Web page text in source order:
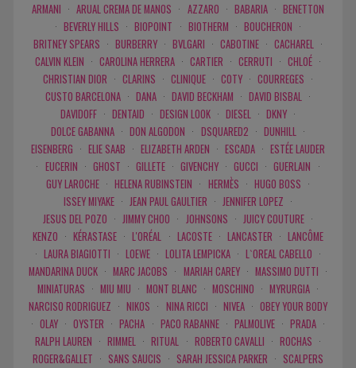
ARMANI · ARUAL CREMA DE MANOS · AZZARO · BABARIA · BENETTON
· BEVERLY HILLS · BIOPOINT · BIOTHERM · BOUCHERON ·
BRITNEY SPEARS · BURBERRY · BVLGARI · CABOTINE · CACHAREL ·
CALVIN KLEIN · CAROLINA HERRERA · CARTIER · CERRUTI · CHLOÉ ·
CHRISTIAN DIOR · CLARINS · CLINIQUE · COTY · COURREGES ·
CUSTO BARCELONA · DANA · DAVID BECKHAM · DAVID BISBAL ·
DAVIDOFF · DENTAID · DESIGN LOOK · DIESEL · DKNY ·
DOLCE GABANNA · DON ALGODON · DSQUARED2 · DUNHILL ·
EISENBERG · ELIE SAAB · ELIZABETH ARDEN · ESCADA · ESTÉE LAUDER
· EUCERIN · GHOST · GILLETE · GIVENCHY · GUCCI · GUERLAIN ·
GUY LAROCHE · HELENA RUBINSTEIN · HERMÈS · HUGO BOSS ·
ISSEY MIYAKE · JEAN PAUL GAULTIER · JENNIFER LOPEZ ·
JESUS DEL POZO · JIMMY CHOO · JOHNSONS · JUICY COUTURE ·
KENZO · KÉRASTASE · L'ORÉAL · LACOSTE · LANCASTER · LANCÔME
· LAURA BIAGIOTTI · LOEWE · LOLITA LEMPICKA · L`OREAL CABELLO ·
MANDARINA DUCK · MARC JACOBS · MARIAH CAREY · MASSIMO DUTTI ·
MINIATURAS · MIU MIU · MONT BLANC · MOSCHINO · MYRURGIA ·
NARCISO RODRIGUEZ · NIKOS · NINA RICCI · NIVEA · OBEY YOUR BODY
· OLAY · OYSTER · PACHA · PACO RABANNE · PALMOLIVE · PRADA ·
RALPH LAUREN · RIMMEL · RITUAL · ROBERTO CAVALLI · ROCHAS ·
ROGER&GALLET · SANS SAUCIS · SARAH JESSICA PARKER · SCALPERS